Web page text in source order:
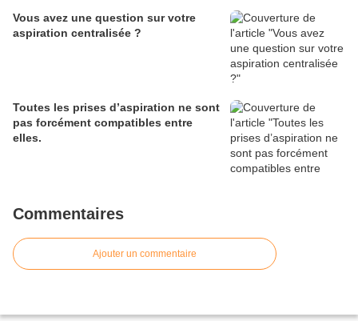
Vous avez une question sur votre
aspiration centralisée ?
Toutes les prises d’aspiration ne sont
pas forcément compatibles entre
elles.
Commentaires
Ajouter un commentaire